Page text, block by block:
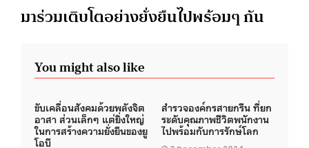
มาร่วมเติบโตอย่างยั่งยืนไปพร้อมๆ กัน
You might also like
ขับเคลื่อนสังคมด้วยพลังจิต
อาสา ส่วนเล็กๆ แต่ยิ่งใหญ่
ในการสร้างความยั่งยืนของยู
โอบี
สำรวจองค์กรสายกรีน ที่ยก
ระดับคุณภาพชีวิตพนักงาน
ไปพร้อมกับการรักษ์โลก